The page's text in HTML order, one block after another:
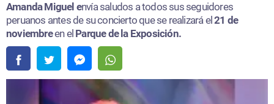
Amanda Miguel envía saludos a todos sus seguidores
peruanos antes de su concierto que se realizará el21 de
noviembreen el Parque de la Exposición.